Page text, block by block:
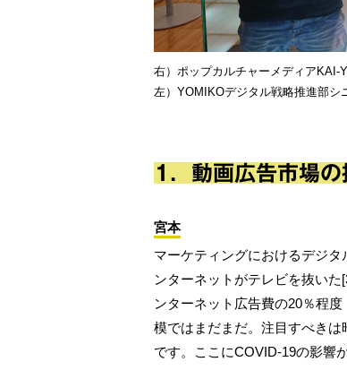
右）ポップカルチャーメディア
左）YOMIKOデジタル戦略推進部
1．動画広告市場の
宮本
マーケティングにおけるデジ
ンターネットがテレビを抜い
ンターネット広告費の20％程
模ではまだまだ。注目すべきは
です。ここにCOVID-19の影響